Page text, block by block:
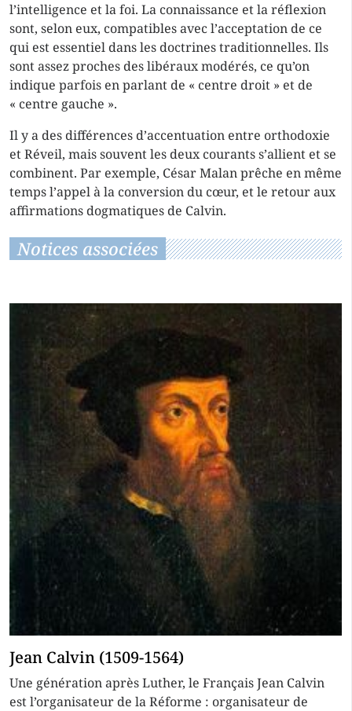
l’intelligence et la foi. La connaissance et la réflexion
sont, selon eux, compatibles avec l’acceptation de ce
qui est essentiel dans les doctrines traditionnelles. Ils
sont assez proches des libéraux modérés, ce qu’on
indique parfois en parlant de « centre droit » et de
« centre gauche ».
Il y a des différences d’accentuation entre orthodoxie
et Réveil, mais souvent les deux courants s’allient et se
combinent. Par exemple, César Malan prêche en même
temps l’appel à la conversion du cœur, et le retour aux
affirmations dogmatiques de Calvin.
Notices associées
Jean Calvin (1509-1564)
Une génération après Luther, le Français Jean Calvin
est l’organisateur de la Réforme : organisateur de